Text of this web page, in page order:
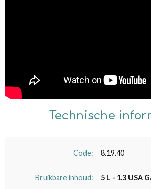
Technische
Code: 8.19.40
Bruikbare inhoud: 5 L - 1.3 USA